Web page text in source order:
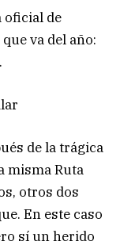
oficial de
va del año:
de la trágica
misma Ruta
otros dos
En este caso
sí un herido